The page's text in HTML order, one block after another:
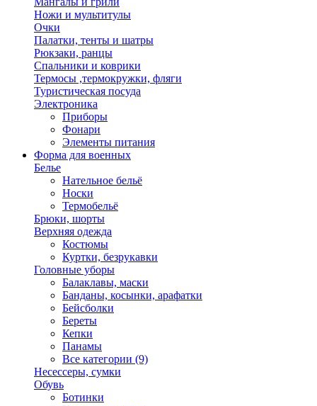
Ножи и мультитулы
Очки
Палатки, тенты и шатры
Рюкзаки, ранцы
Спальники и коврики
Термосы ,термокружки, фляги
Туристическая посуда
Электроника
Приборы
Фонари
Элементы питания
Форма для военных
Белье
Нательное бельё
Носки
Термобельё
Брюки, шорты
Верхняя одежда
Костюмы
Куртки, безрукавки
Головные уборы
Балаклавы, маски
Банданы, косынки, арафатки
Бейсболки
Береты
Кепки
Панамы
Все категории (9)
Несессеры, сумки
Обувь
Ботинки